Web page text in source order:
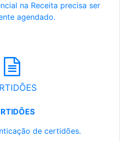
na Receita precisa ser
agendado.
de certidões.